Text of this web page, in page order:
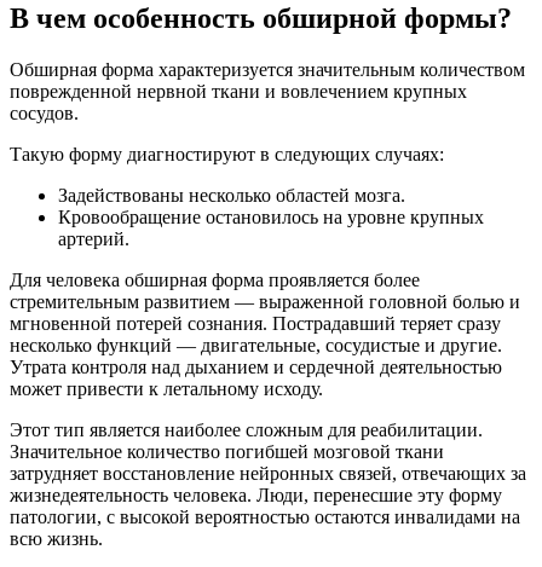
В чем особенность обширной формы?
Обширная форма характеризуется значительным количеством
поврежденной нервной ткани и вовлечением крупных
сосудов.
Такую форму диагностируют в следующих случаях:
Задействованы несколько областей мозга.
Кровообращение остановилось на уровне крупных
артерий.
Для человека обширная форма проявляется более
стремительным развитием — выраженной головной болью и
мгновенной потерей сознания. Пострадавший теряет сразу
несколько функций — двигательные, сосудистые и другие.
Утрата контроля над дыханием и сердечной деятельностью
может привести к летальному исходу.
Этот тип является наиболее сложным для реабилитации.
Значительное количество погибшей мозговой ткани
затрудняет восстановление нейронных связей, отвечающих за
жизнедеятельность человека. Люди, перенесшие эту форму
патологии, с высокой вероятностью остаются инвалидами на
всю жизнь.